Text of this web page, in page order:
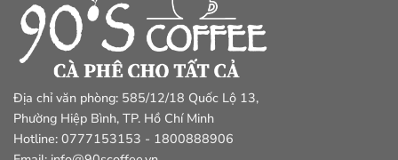
Địa chỉ văn phòng: 585/12/18 Quốc Lộ 13,
Phường Hiệp Bình, TP. Hồ Chí Minh
Hotline: 0777153153 - 1800888906